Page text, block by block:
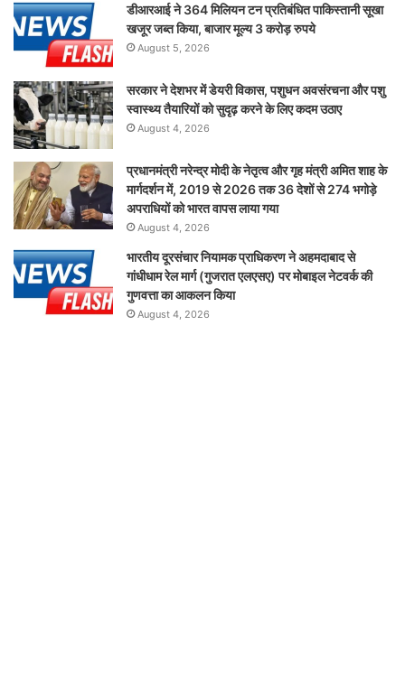
डीआरआई ने 364 मिलियन टन प्रतिबंधित पाकिस्तानी सूखा
खजूर जब्त किया, बाजार मूल्य 3 करोड़ रुपये
August 5, 2026
सरकार ने देशभर में डेयरी विकास, पशुधन अवसंरचना और पशु
स्वास्थ्य तैयारियों को सुदृढ़ करने के लिए कदम उठाए
August 4, 2026
प्रधानमंत्री नरेन्द्र मोदी के नेतृत्व और गृह मंत्री अमित शाह के
मार्गदर्शन में, 2019 से 2026 तक 36 देशों से 274 भगोड़े
अपराधियों को भारत वापस लाया गया
August 4, 2026
भारतीय दूरसंचार नियामक प्राधिकरण ने अहमदाबाद से
गांधीधाम रेल मार्ग (गुजरात एलएसए) पर मोबाइल नेटवर्क की
गुणवत्ता का आकलन किया
August 4, 2026